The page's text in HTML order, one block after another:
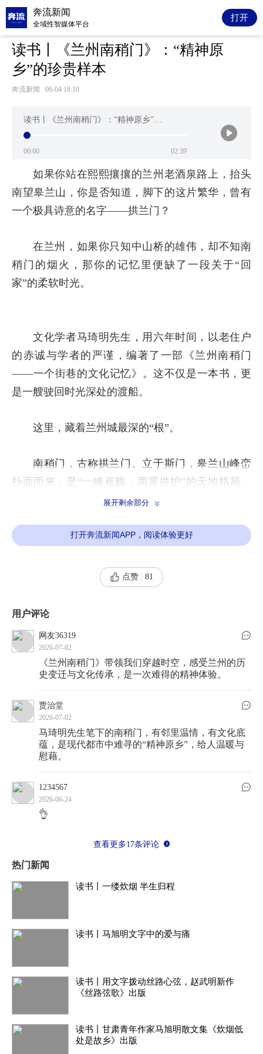
奔流新闻
全域性智媒体平台
打开
读书丨《兰州南稍门》：“精神原
乡”的珍贵样本
奔流新闻 06-04 18:10
读书丨《兰州南稍门》：“精神原乡”的珍贵样本
00:00 02:39
如果你站在熙熙攘攘的兰州老酒泉路上，抬头
南望皋兰山，你是否知道，脚下的这片繁华，曾有
一个极具诗意的名字——拱兰门？
在兰州，如果你只知中山桥的雄伟，却不知南
稍门的烟火，那你的记忆里便缺了一段关于“回
家”的柔软时光。
文化学者马琦明先生，用六年时间，以老住户
的赤诚与学者的严谨，编著了一部《兰州南稍门
——一个街巷的文化记忆》。这不仅是一本书，更
是一艘驶回时光深处的渡船。
这里，藏着兰州城最深的“根”。
南稍门，古称拱兰门。立于斯门，皋兰山峰峦
扑面而来，是“一峰崔巍，两翼拱护”的天地格局。
这里是兰州古城外郭的南大门，是曾经的“第一街
而过的粗犷，更有“一街五巷”里的江南遗韵与各民
这里，有最抚凡人心的“魂”。
生写活了这条街。你能读到孩子们在互助巷口用筛
子扣麻雀的童真，也能读到他在人民剧院门口摆小
人书摊维持家计的辛酸。
这里也曾是陇韵秦腔不绝于耳的“戏窝子”，甘
肃省话剧团的艺术家们走在街上，自带光芒。那些
卑微却坚韧的生活，那些朴素却高级的家风，构成
了兰州人引以为傲的“文化底气”。
在“邻里变陌路”的现代都市困境中，南稍门作
为“精神原乡”的样本显得尤为珍贵。书里有家国情
有为国效力的乡贤志士。
便从未离开兰州，却依然有着浓得化不开的“乡
展开剩余部分
打开奔流新闻APP，阅读体验更好
点赞 81
用户评论
网友36319
2026-07-02
《兰州南稍门》带领我们穿越时空，感受兰州的历
史变迁与文化传承，是一次难得的精神体验。
贾治堂
2026-07-02
马琦明先生笔下的南稍门，有邻里温情，有文化底
蕴，是现代都市中难寻的“精神原乡”，给人温暖与
慰藉。
1234567
2026-06-24
👌
查看更多17条评论
热门新闻
读书丨一缕炊烟 半生归程
读书丨马旭明文字中的爱与痛
读书丨用文字拨动丝路心弦，赵武明新作
《丝路弦歌》出版
读书丨甘肃青年作家马旭明散文集《炊烟低
处是故乡》出版